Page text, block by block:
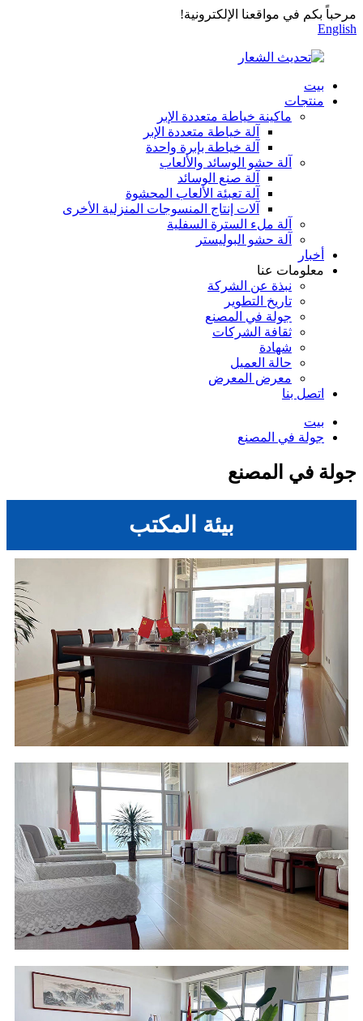
مرحباً بكم في مواقعنا الإلكترونية!
English
بيت
منتجات
ماكينة خياطة متعددة الإبر
آلة خياطة متعددة الإبر
آلة خياطة بإبرة واحدة
آلة حشو الوسائد والألعاب
آلة صنع الوسائد
آلة تعبئة الألعاب المحشوة
آلات إنتاج المنسوجات المنزلية الأخرى
آلة ملء السترة السفلية
آلة حشو البوليستر
أخبار
معلومات عنا
نبذة عن الشركة
تاريخ التطوير
جولة في المصنع
ثقافة الشركات
شهادة
حالة العميل
معرض المعرض
اتصل بنا
بيت
جولة في المصنع
جولة في المصنع
بيئة المكتب